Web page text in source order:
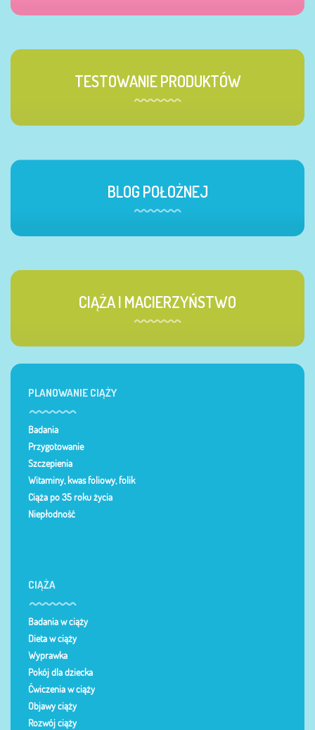
TESTOWANIE PRODUKTÓW
BLOG POŁOŻNEJ
CIĄŻA I MACIERZYŃSTWO
PLANOWANIE CIĄŻY
Badania
Przygotowanie
Szczepienia
Witaminy, kwas foliowy, folik
Ciąża po 35 roku życia
Niepłodność
CIĄŻA
Badania w ciąży
Dieta w ciąży
Wyprawka
Pokój dla dziecka
Ćwiczenia w ciąży
Objawy ciąży
Rozwój ciąży